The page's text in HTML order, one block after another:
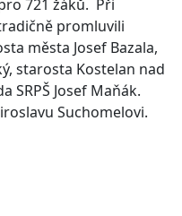
721 žáků. Při
promluvili
města Josef Bazala,
starosta Kostelan nad
SRPŠ Josef Maňák.
Suchomelovi.